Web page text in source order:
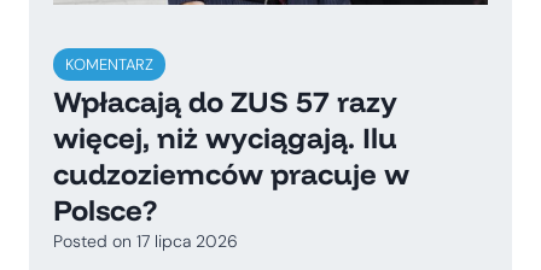
KOMENTARZ
Wpłacają do ZUS 57 razy
więcej, niż wyciągają. Ilu
cudzoziemców pracuje w
Polsce?
Posted on 17 lipca 2026